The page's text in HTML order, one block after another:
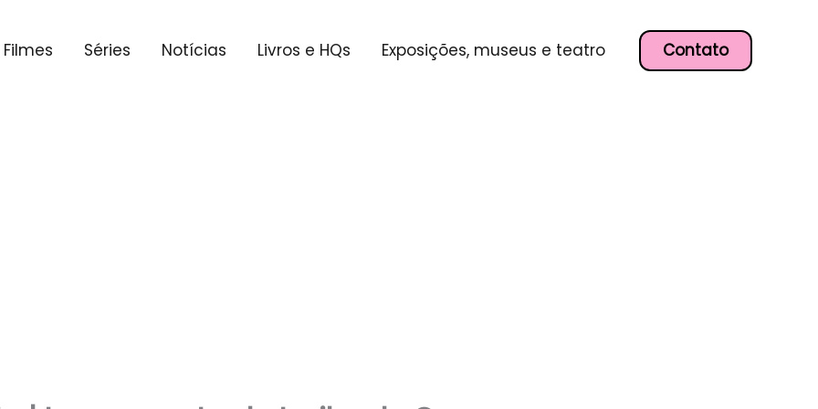
Filmes Séries Notícias Livros e HQs Exposições, museus e teatro Contato